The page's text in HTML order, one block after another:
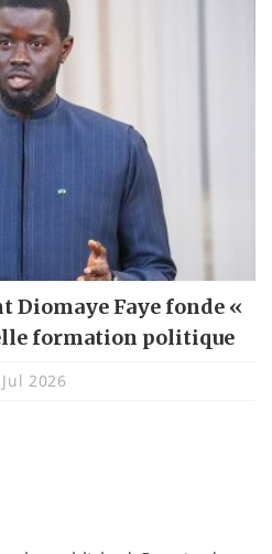
Diomaye Faye fonde «
formation politique
2026